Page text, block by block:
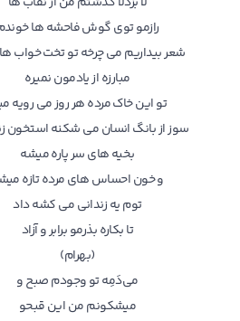
رازمو توی گوش فاحشه ها
شعر‌ بیداریم می چرخه تو تخت خواب
مبارزه از یادمون نمیره
تو ‌این خاک مرده هر روز می رویه
سوز از بانگ انسان می شکنه استخون
بخیه های سر پاره میشه
و ‌خون احساس های مرده تازه
توم یه زندانی می کشه داد
تا بکاره بذرمو برابر و آزاد
(بهرام)
می‌دَمِه تو وجودم صبح و
میشکونم من این قبحو